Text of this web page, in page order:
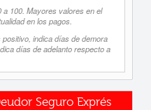
100. Mayores valores en el
en los pagos.
indica días de demora
días de adelanto respecto a
Seguro Exprés